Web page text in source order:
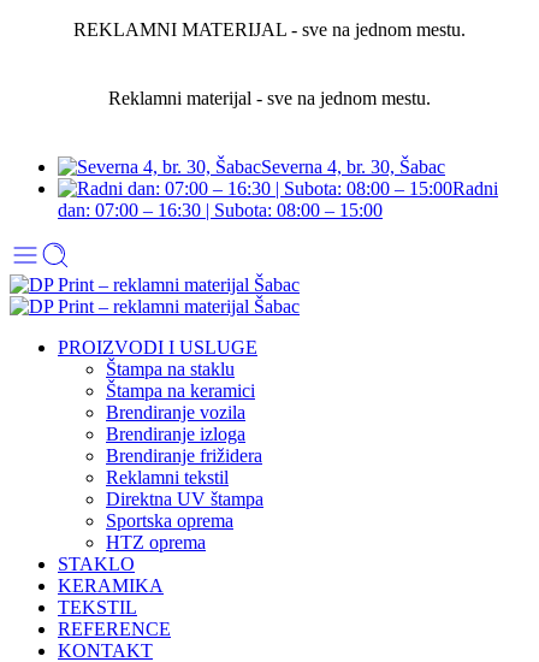
REKLAMNI MATERIJAL - sve na jednom mestu.
Reklamni materijal - sve na jednom mestu.
Severna 4, br. 30, Šabac
Radni
dan: 07:00 – 16:30 | Subota: 08:00 – 15:00
PROIZVODI I USLUGE
Štampa na staklu
Štampa na keramici
Brendiranje vozila
Brendiranje izloga
Brendiranje frižidera
Reklamni tekstil
Direktna UV štampa
Sportska oprema
HTZ oprema
STAKLO
KERAMIKA
TEKSTIL
REFERENCE
KONTAKT